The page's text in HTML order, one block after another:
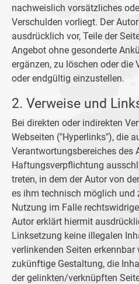
nachweislich vorsätzliches
Verschulden vorliegt. Der
ausdrücklich vor, Teile der
Angebot ohne gesonderte
ergänzen, zu löschen oder
oder endgültig einzustellen.
2. Verweise und
Bei direkten oder indirekten
Webseiten ("Hyperlinks"), die
Verantwortungsbereiches des
Haftungsverpflichtung
treten, in dem der Autor von
es ihm technisch möglich und
Nutzung im Falle
Autor erklärt hiermit
Linksetzung keine illegalen
verlinkenden Seiten
zukünftige Gestaltung, die
der gelinkten/verknüpften